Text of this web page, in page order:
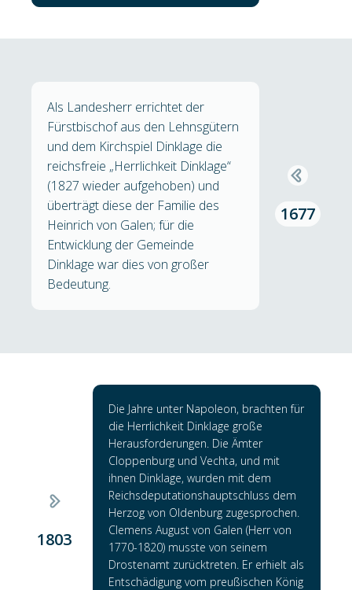
Als Landesherr errichtet der
Fürstbischof aus den Lehnsgütern
und dem Kirchspiel Dinklage die
reichsfreie „Herrlichkeit Dinklage“
(1827 wieder aufgehoben) und
überträgt diese der Familie des
Heinrich von Galen; für die
Entwicklung der Gemeinde
Dinklage war dies von großer
Bedeutung.
1677
1803
Die Jahre unter Napoleon, brachten für
die Herrlichkeit Dinklage große
Herausforderungen. Die Ämter
Cloppenburg und Vechta, und mit
ihnen Dinklage, wurden mit dem
Reichsdeputationshauptschluss dem
Herzog von Oldenburg zugesprochen.
Clemens August von Galen (Herr von
1770-1820) musste von seinem
Drostenamt zurücktreten. Er erhielt als
Entschädigung vom preußischen König